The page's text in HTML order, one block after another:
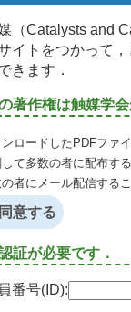
媒（Catalysts and
イトをつかって
きます．
著作権は触媒学会
ンロードしたPDFファ
て多数の者に配布す
者にメール配信する
同意する
証が必要です．
番号(ID):